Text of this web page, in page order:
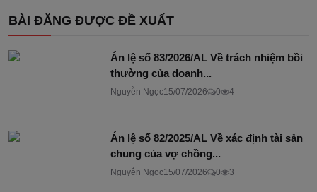
BÀI ĐĂNG ĐƯỢC ĐỀ XUẤT
Án lệ số 83/2026/AL Về trách nhiệm bồi
thường của doanh...
Nguyễn Ngọc15/07/2026 0 4
Án lệ số 82/2025/AL Về xác định tài sản
chung của vợ chồng...
Nguyễn Ngọc15/07/2026 0 3